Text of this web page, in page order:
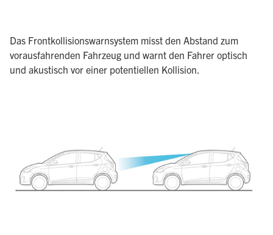
Das Frontkollisionswarnsystem misst den Abstand zum
vorausfahrenden Fahrzeug und warnt den Fahrer optisch
und akustisch vor einer potentiellen Kollision.